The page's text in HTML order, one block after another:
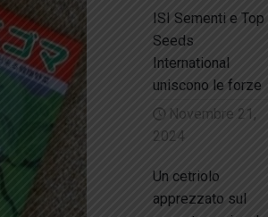
ISI Sementi e Top
Seeds
International
uniscono le forze
Novembre 21,
2024
Un cetriolo
apprezzato sul